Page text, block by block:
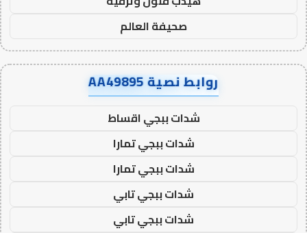
صحيفة العالم
روابط نصية AA49895
شدات ببجي اقساط
شدات ببجي تمارا
شدات ببجي تمارا
شدات ببجي تابي
شدات ببجي تابي